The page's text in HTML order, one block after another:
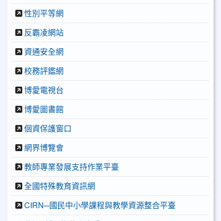
性別平等網
反霸凌網站
資通安全網
校務評鑑網
博愛電視台
博愛圖書館
個資保護窗口
網界博覽會
教師專業發展支持作業平臺
全國特殊教育資訊網
CIRN─國民中小學課程與教學資源整合平臺